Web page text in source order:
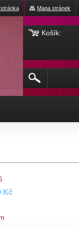
Kč
Mapa stránek
Košík: